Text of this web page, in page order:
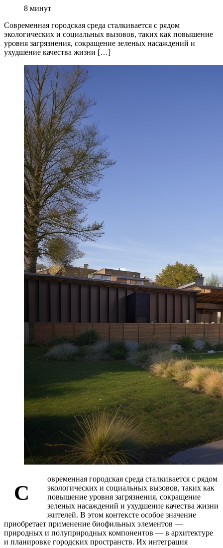
8 минут
Современная городская среда сталкивается с рядом
экологических и социальных вызовов, таких как повышение
уровня загрязнения, сокращение зеленых насаждений и
ухудшение качества жизни […]
С
овременная городская среда сталкивается с рядом
экологических и социальных вызовов, таких как
повышение уровня загрязнения, сокращение
зеленых насаждений и ухудшение качества жизни
жителей. В этом контексте особое значение
приобретает применение биофильных элементов —
природных и полуприродных компонентов — в архитектуре
и планировке городских пространств. Их интеграция